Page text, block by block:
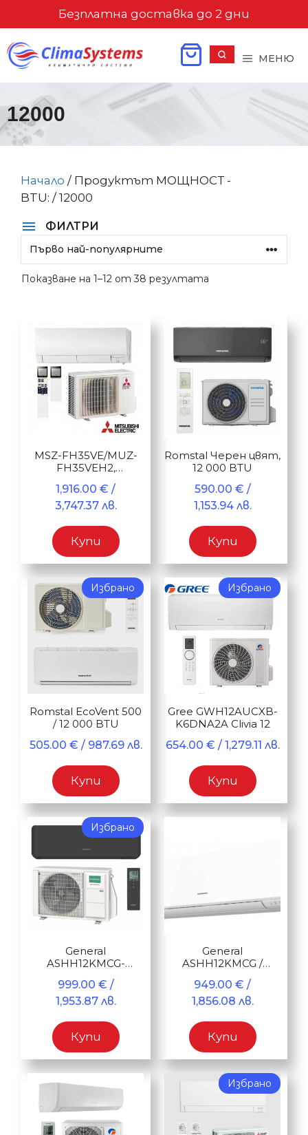
съдържанието
Безплатна доставка до 2 дни
МЕНЮ
12000
Начало / Продуктът МОЩНОСТ -
BTU: / 12000
ФИЛТРИ
Показване на 1–12 от 38 резултата
MSZ-FH35VE/MUZ-
FH35VEH2,
1,916.00 € /
3,747.37 лв.
Купи
Romstal Черен цвят,
12 000 BTU
590.00 € /
1,153.94 лв.
Купи
Избрано
Romstal EcoVent 500
/ 12 000 BTU
505.00 € / 987.69 лв.
Купи
Избрано
Gree GWH12AUCXB-
K6DNA2A Clivia 12
654.00 € / 1,279.11 лв.
Купи
Избрано
General
ASHH12KMCG-
B/AOHH12KMCG
999.00 € /
1,953.87 лв.
Купи
General
ASHH12KMCG /
AOHH12KMCG
949.00 € /
1,856.08 лв.
Купи
Избрано